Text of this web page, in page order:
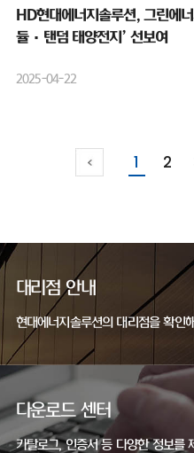
HD현대에너지솔루션, 그린에
듈·탠덤 태양전지’ 선보여
2025-04-22
1 2
대리점 안내
현대에너지솔루션의 대리점을 확인
다운로드 센터
카탈로그, 인증서 등 다양한 정보를